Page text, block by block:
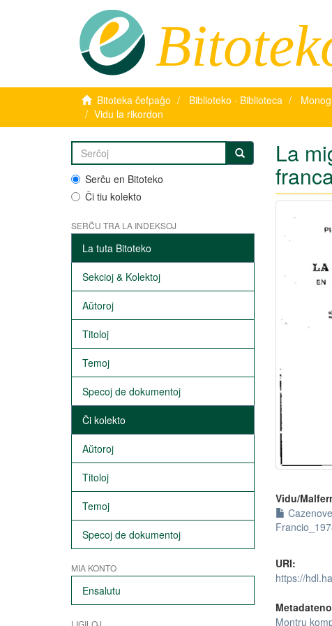
Bitoteka ĉefpaĝo Biblioteko · Biblioteca
Vidu la rikordon
Serĉu en Bitoteko
Ĉi tiu kolekto
SERĈU TRA LA INDEKSOJ
La tuta Bitoteko
Sekcioj & Kolektoj
Aŭtoroj
Titoloj
Temoj
Specoj de dokumentoj
Ĉi kolekto
Aŭtoroj
Titoloj
Temoj
Specoj de dokumentoj
MIA KONTO
Ensalutu
LIGILOJ
La
Vidu/
URI:
https://
Montru